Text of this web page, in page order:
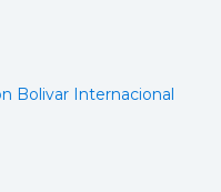
Bolivar Internacional